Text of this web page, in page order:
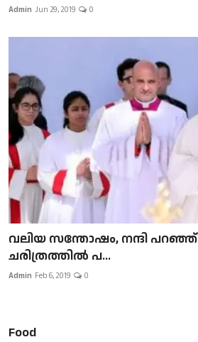
Admin Jun 29, 2019 0
വലിയ സന്തോഷം, നന്ദി
ചരിത്രത്തിൽ പ...
Admin Feb 6, 2019 0
Food